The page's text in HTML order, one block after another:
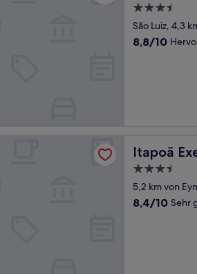
3.5-
Sterne-
Unterkunft
São Luiz, 4,3
8.8
8,8/10
Itapoã
Itapoã
3.5-
Sterne-
Unterkunft
5,2 km von
8.4
8,4/10 Sehr
Nobile Hotel Belo Horizonte)